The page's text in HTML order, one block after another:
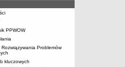
PPWOW
Problemów
kluczowych